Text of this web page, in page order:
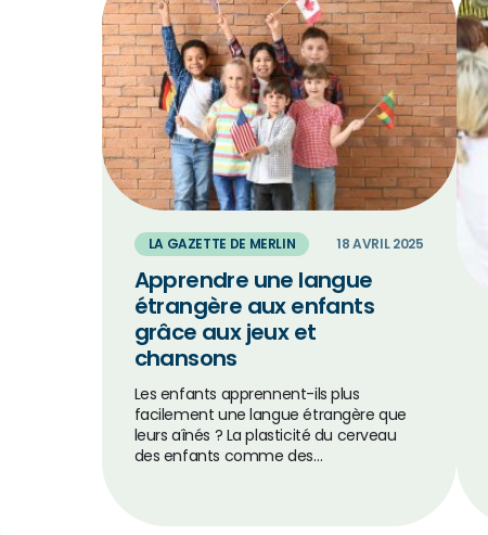
LA GAZETTE DE MERLIN 18 AVRIL 2025
Apprendre une langue
étrangère aux enfants
grâce aux jeux et
chansons
Les enfants apprennent-ils plus
facilement une langue étrangère que
leurs aînés ? La plasticité du cerveau
des enfants comme des…